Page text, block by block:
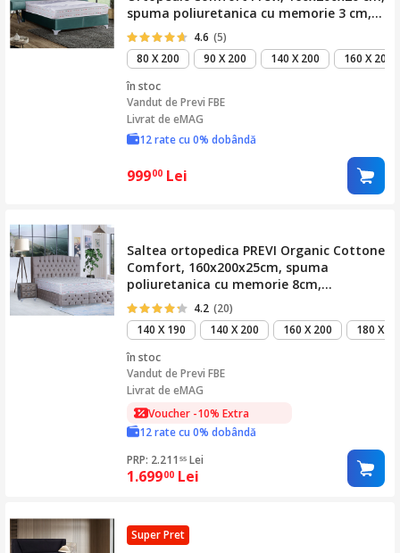
spuma poliuretanica cu memorie 3 cm,
reversibila, hipoalergenic, sistem
aerisire, fermitate medie
4.6 (5)
80 X 200
90 X 200 140 X 200
160 X 200
în stoc
Vandut dePrevi FBE
Livrat de eMAG
12 rate cu 0% dobândă
99900 Lei
Saltea ortopedica PREVI Organic Cottone
Comfort, 160x200x25cm, spuma
poliuretanica cu memorie 8cm,
hipoalergenica, antibacteriana, sistem
aerisire, fermitate medie
4.2 (20)
140 X 190
140 X 200 160 X 200
180 X
în stoc
Vandut dePrevi FBE
Livrat de eMAG
Voucher -10% Extra
12 rate cu 0% dobândă
PRP: 2.211 55 Lei
1.69900 Lei
Super Pret